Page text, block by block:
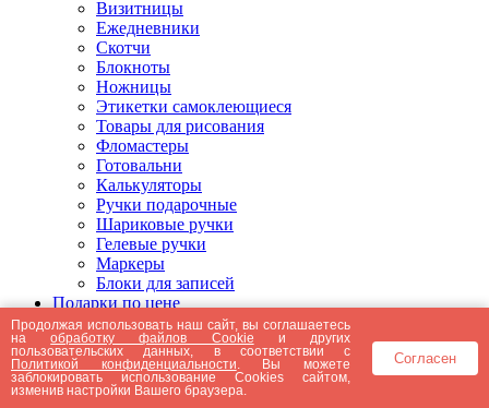
Визитницы
Ежедневники
Скотчи
Блокноты
Ножницы
Этикетки самоклеющиеся
Товары для рисования
Фломастеры
Готовальни
Калькуляторы
Ручки подарочные
Шариковые ручки
Гелевые ручки
Маркеры
Блоки для записей
Подарки по цене
Подарки от 5000 рублей
Подарки до 5000 рублей
Подарки до 3000 рублей
Подарки до 2000 рублей
Подарки до 1000 рублей
Продолжая использовать наш сайт, вы соглашаетесь
наобработку файлов Cookie и других
пользовательских данных, в соответствии с
Политикой конфиденциальности . Вы можете
заблокировать использование Cookies сайтом,
изменив настройки Вашего браузера.
Согласен